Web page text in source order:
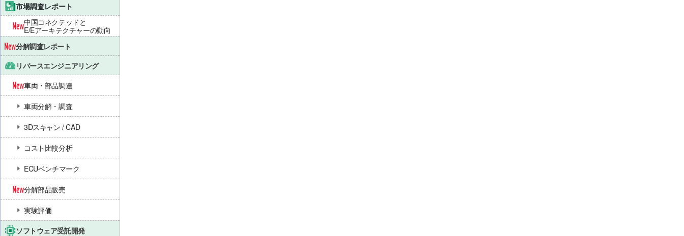
市場調査レポート
中国コネクテッドと
E/Eアーキテクチャーの動向
分解調査レポート
リバースエンジニアリング
車両・部品調達
車両分解・調査
3Dスキャン / CAD
コスト比較分析
ECUベンチマーク
分解部品販売
実験評価
ソフトウェア受託開発